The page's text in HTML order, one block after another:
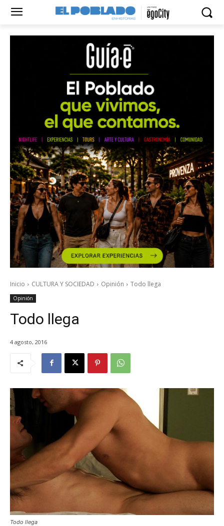
Inicio CULTURA Y SOCIEDAD Opinión Todo llega
Opinión
Todo llega
4 agosto, 2016
Todo llega